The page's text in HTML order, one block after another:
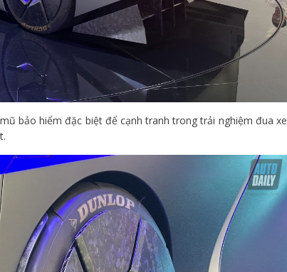
bảo hiểm đặc biệt để cạnh tranh trong trải nghiệm đua xe